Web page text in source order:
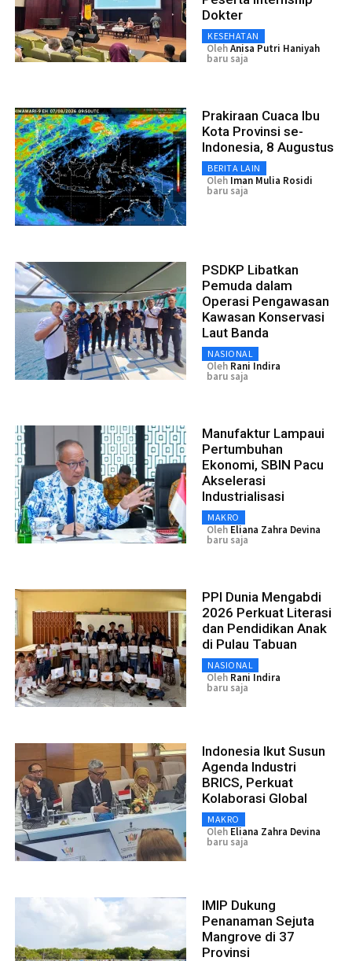
Dokter
KESEHATAN
OlehAnisa Putri Haniyah
baru saja
Prakiraan Cuaca Ibu
Kota Provinsi se-
Indonesia, 8 Augustus
BERITA LAIN
Oleh Iman Mulia Rosidi
baru saja
PSDKP Libatkan
Pemuda dalam
Operasi Pengawasan
Kawasan Konservasi
Laut Banda
NASIONAL
Oleh Rani Indira
baru saja
Manufaktur Lampaui
Pertumbuhan
Ekonomi, SBIN Pacu
Akselerasi
Industrialisasi
MAKRO
Oleh Eliana Zahra Devina
baru saja
PPI Dunia Mengabdi
2026 Perkuat Literasi
dan Pendidikan Anak
di Pulau Tabuan
NASIONAL
Oleh Rani Indira
baru saja
Indonesia Ikut Susun
Agenda Industri
BRICS, Perkuat
Kolaborasi Global
MAKRO
Oleh Eliana Zahra Devina
baru saja
IMIP Dukung
Penanaman Sejuta
Mangrove di 37
Provinsi